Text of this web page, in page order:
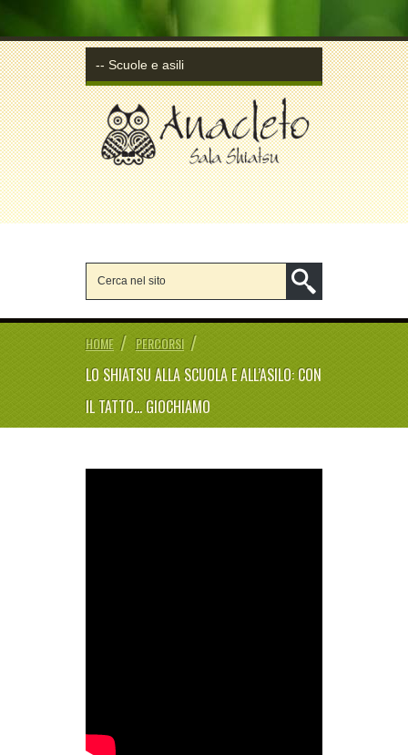
HOME / PERCORSI /
LO SHIATSU ALLA SCUOLA E ALL’ASILO: CON
IL TATTO… GIOCHIAMO